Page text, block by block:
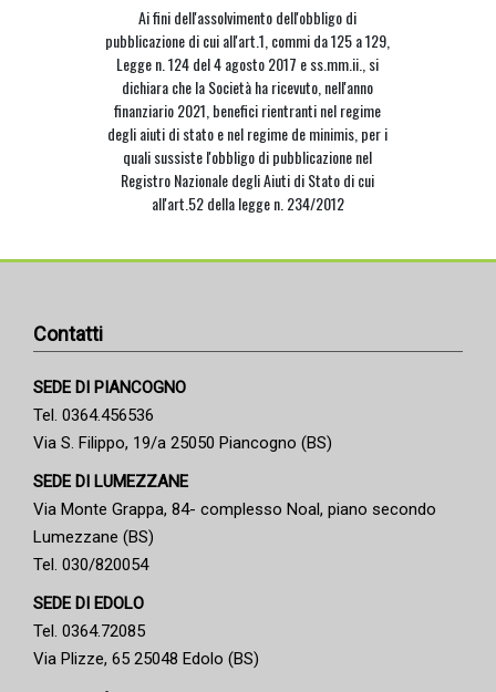
Ai fini dell'assolvimento dell'obbligo di
pubblicazione di cui all'art.1, commi da 125 a 129,
Legge n. 124 del 4 agosto 2017 e ss.mm.ii., si
dichiara che la Società ha ricevuto, nell'anno
finanziario 2021, benefici rientranti nel regime
degli aiuti di stato e nel regime de minimis, per i
quali sussiste l'obbligo di pubblicazione nel
Registro Nazionale degli Aiuti di Stato di cui
all'art.52 della legge n. 234/2012
Contatti
SEDE DI PIANCOGNO
Tel. 0364.456536
Via S. Filippo, 19/a 25050 Piancogno (BS)
SEDE DI LUMEZZANE
Via Monte Grappa, 84- complesso Noal, piano secondo
Lumezzane (BS)
Tel. 030/820054
SEDE DI EDOLO
Tel. 0364.72085
Via Plizze, 65 25048 Edolo (BS)